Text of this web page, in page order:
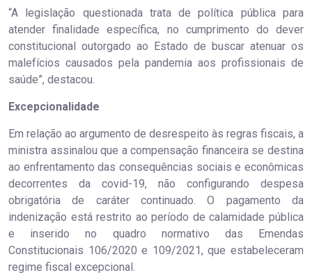
“A legislação questionada trata de política pública para
atender finalidade específica, no cumprimento do dever
constitucional outorgado ao Estado de buscar atenuar os
malefícios causados pela pandemia aos profissionais de
saúde”, destacou.
Excepcionalidade
Em relação ao argumento de desrespeito às regras fiscais, a
ministra assinalou que a compensação financeira se destina
ao enfrentamento das consequências sociais e econômicas
decorrentes da covid-19, não configurando despesa
obrigatória de caráter continuado. O pagamento da
indenização está restrito ao período de calamidade pública
e inserido no quadro normativo das Emendas
Constitucionais 106/2020 e 109/2021, que estabeleceram
regime fiscal excepcional.